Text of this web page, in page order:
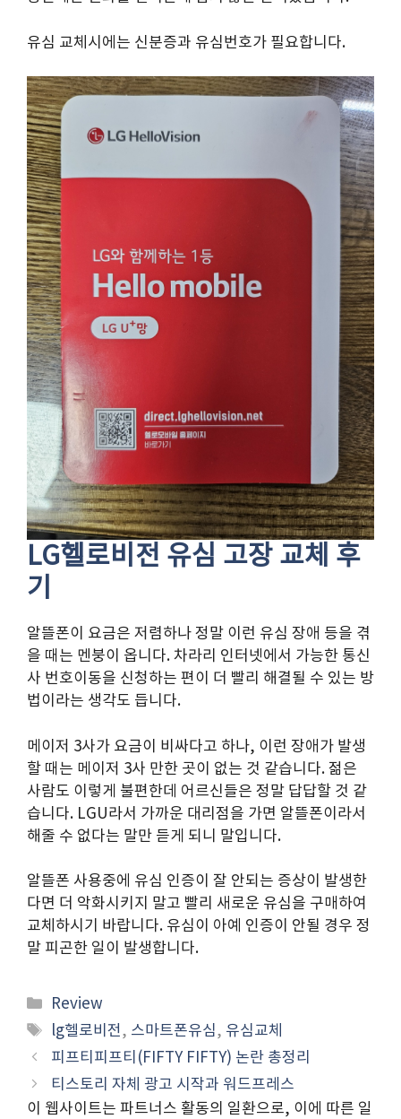
유심 교체시에는 신분증과 유심번호가 필요합니다.
LG헬로비전 유심 고장 교체 후
기
알뜰폰이 요금은 저렴하나 정말 이런 유심 장애 등을 겪
을 때는 멘붕이 옵니다. 차라리 인터넷에서 가능한 통신
사 번호이동을 신청하는 편이 더 빨리 해결될 수 있는 방
법이라는 생각도 듭니다.
메이저 3사가 요금이 비싸다고 하나, 이런 장애가 발생
할 때는 메이저 3사 만한 곳이 없는 것 같습니다. 젊은
사람도 이렇게 불편한데 어르신들은 정말 답답할 것 같
습니다. LGU라서 가까운 대리점을 가면 알뜰폰이라서
해줄 수 없다는 말만 듣게 되니 말입니다.
알뜰폰 사용중에 유심 인증이 잘 안되는 증상이 발생한
다면 더 악화시키지 말고 빨리 새로운 유심을 구매하여
교체하시기 바랍니다. 유심이 아예 인증이 안될 경우 정
말 피곤한 일이 발생합니다.
Categories
Review
Tags
lg헬로비전, 스마트폰유심, 유심교체
피프티피프티(FIFTY FIFTY) 논란 총정리
티스토리 자체 광고 시작과 워드프레스
이 웹사이트는 파트너스 활동의 일환으로, 이에 따른 일